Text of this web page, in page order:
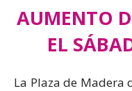
AUMENTO
EL
La Plaza de Madera